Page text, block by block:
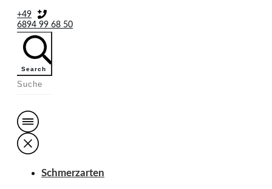
+49
6894 99 68 50
Search
Schmerzarten